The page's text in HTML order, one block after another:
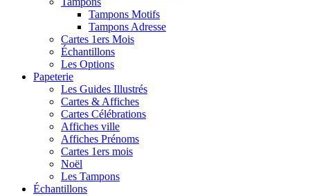
Tampons Motifs
Tampons Adresse
Cartes 1ers Mois
Échantillons
Les Options
Papeterie
Les Guides Illustrés
Cartes & Affiches
Cartes Célébrations
Affiches ville
Affiches Prénoms
Cartes 1ers mois
Noël
Les Tampons
Échantillons